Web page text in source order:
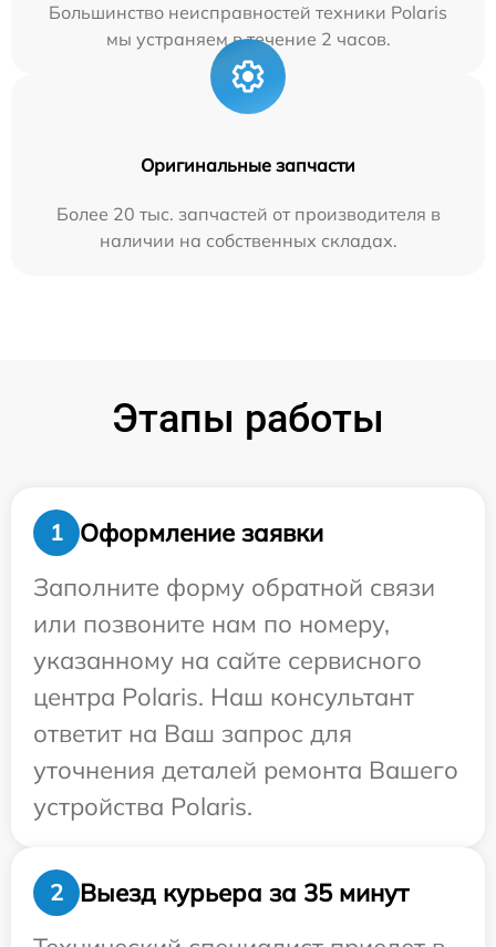
Большинство неисправностей техники Polaris
мы устраняем в течение 2 часов.
Оригинальные запчасти
Более 20 тыс. запчастей от производителя в
наличии на собственных складах.
Этапы работы
1
Оформление заявки
Заполните форму обратной связи
или позвоните нам по номеру,
указанному на сайте сервисного
центра Polaris. Наш консультант
ответит на Ваш запрос для
уточнения деталей ремонта Вашего
устройства Polaris.
2
Выезд курьера за 35 минут